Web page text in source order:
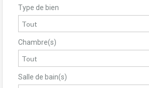
Type de bien
Chambre(s)
Salle de bain(s)